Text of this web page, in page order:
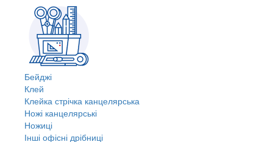
Бейджі
Клей
Клейка стрічка канцелярська
Ножі канцелярські
Ножиці
Інші офісні дрібниці